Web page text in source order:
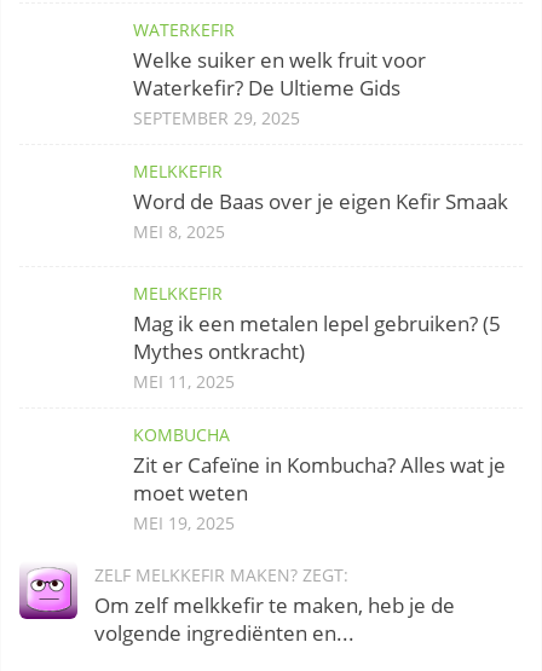
WATERKEFIR
Welke suiker en welk fruit voor
Waterkefir? De Ultieme Gids
SEPTEMBER 29, 2025
MELKKEFIR
Word de Baas over je eigen Kefir Smaak
MEI 8, 2025
MELKKEFIR
Mag ik een metalen lepel gebruiken? (5
Mythes ontkracht)
MEI 11, 2025
KOMBUCHA
Zit er Cafeïne in Kombucha? Alles wat je
moet weten
MEI 19, 2025
ZELF MELKKEFIR MAKEN? ZEGT:
Om zelf melkkefir te maken, heb je de
volgende ingrediënten en...